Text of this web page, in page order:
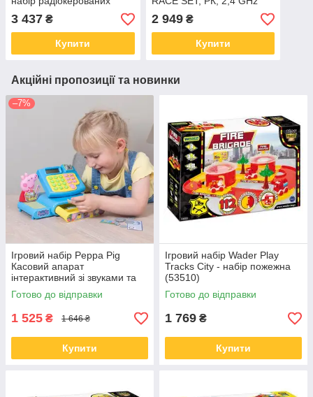
3 437 ₴
Купити
(20705)
2 949₴
Купити
Акційні пропозиції та новинки
–7%
Ігровий набір Peppa Pig
Касовий апарат
інтерактивний зі звуками та
аксесуарами (1684937)
Готово до відправки
1 525 ₴ 1 646 ₴
Купити
Ігровий набір Wader Play
Tracks City - набір пожежна
(53510)
Готово до відправки
1 769 ₴
Купити